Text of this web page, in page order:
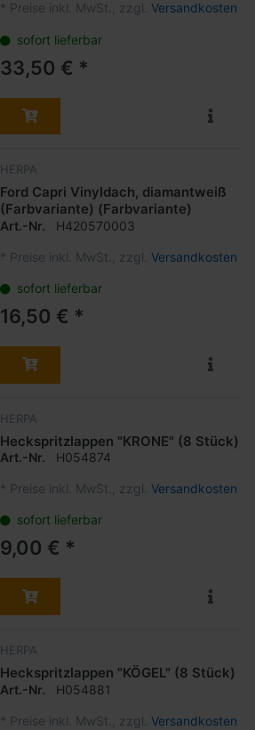
* Preise inkl. MwSt., zzgl. Versandkosten
sofort lieferbar
33,50 € *
HERPA
Ford Capri Vinyldach, diamantweiß
(Farbvariante) (Farbvariante)
Art.-Nr. H420570003
* Preise inkl. MwSt., zzgl. Versandkosten
sofort lieferbar
16,50 € *
HERPA
Heckspritzlappen "KRONE" (8 Stück)
Art.-Nr. H054874
* Preise inkl. MwSt., zzgl. Versandkosten
sofort lieferbar
9,00 € *
HERPA
Heckspritzlappen "KÖGEL" (8 Stück)
Art.-Nr. H054881
* Preise inkl. MwSt., zzgl. Versandkosten